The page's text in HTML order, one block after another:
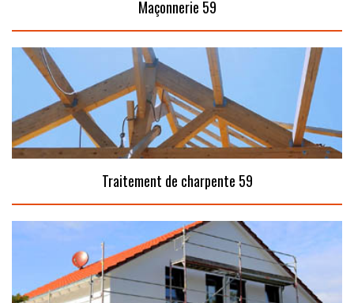
Maçonnerie 59
Traitement de charpente 59